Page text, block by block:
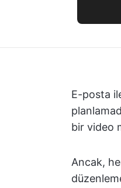
E-posta
bir video
Ancak,